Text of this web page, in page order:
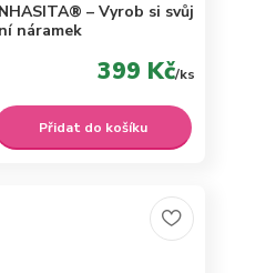
– Vyrob si svůj
náramek
399 Kč/ks
Přidat do košíku